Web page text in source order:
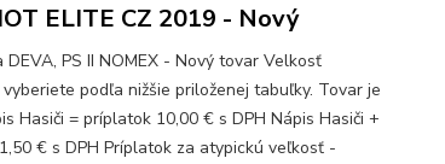
ELITE CZ 2019 - Nový
PS II NOMEX - Nový tovar Velkosť
podľa nižšie priloženej tabuľky. Tovar je
Hasiči = príplatok 10,00 € s DPH Nápis Hasiči +
€ s DPH Príplatok za atypickú veľkosť -